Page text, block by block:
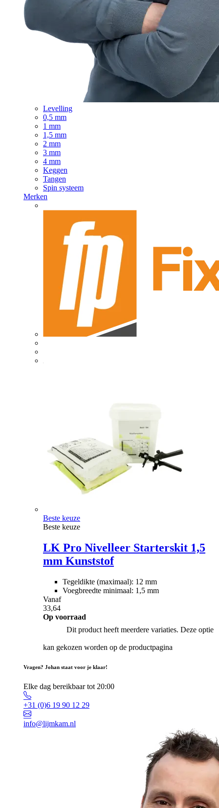
Levelling
0,5 mm
1 mm
1,5 mm
2 mm
3 mm
4 mm
Keggen
Tangen
Spin systeem
Merken
Beste keuze
Beste keuze
LK Pro Nivelleer Starterskit 1,5
mm Kunststof
Tegeldikte (maximaal): 12 mm
Voegbreedte minimaal: 1,5 mm
Vanaf
33,64
Op voorraad
Dit product heeft meerdere variaties. Deze optie
kan gekozen worden op de productpagina
Vragen? Johan staat voor je klaar!
Elke dag bereikbaar tot 20:00
+31 (0)6 19 90 12 29
info@lijmkam.nl